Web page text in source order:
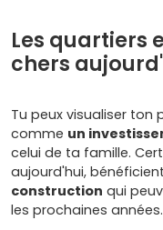
Les quartiers
chers
Tu peux visualiser
comme un
celui de ta famille.
aujourd'hui,
construction qui
les prochaines années.